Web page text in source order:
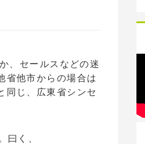
、セールスなどの迷
省他市からの場合は
同じ、広東省シンセ
曰く、